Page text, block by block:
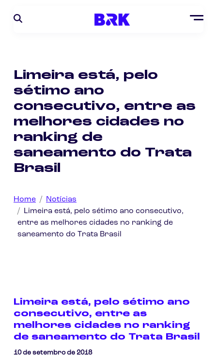
Limeira está, pelo
sétimo ano
consecutivo, entre as
melhores cidades no
ranking de
saneamento do Trata
Brasil
Home
Notícias
Limeira está, pelo sétimo ano consecutivo,
entre as melhores cidades no ranking de
saneamento do Trata Brasil
Limeira está, pelo sétimo ano
consecutivo, entre as
melhores cidades no ranking
de saneamento do Trata Brasil
10 de setembro de 2018